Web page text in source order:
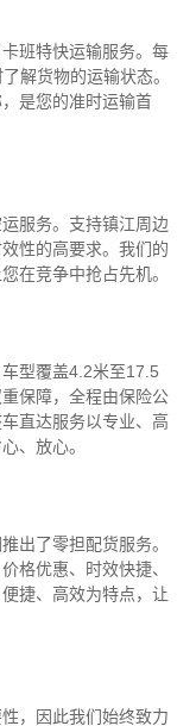
班特快运输服务。每
解货物的运输状态。
是您的准时运输首
服务。支持镇江周边
性的高要求。我们的
在竞争中抢占先机。
型覆盖4.2米至17.5
保障，全程由保险公
直达服务以专业、高
、放心。
出了零担配货服务。
格优惠、时效快捷、
捷、高效为特点，让
，因此我们始终致力